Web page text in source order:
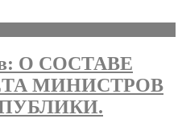
О СОСТАВЕ
МИНИСТРОВ